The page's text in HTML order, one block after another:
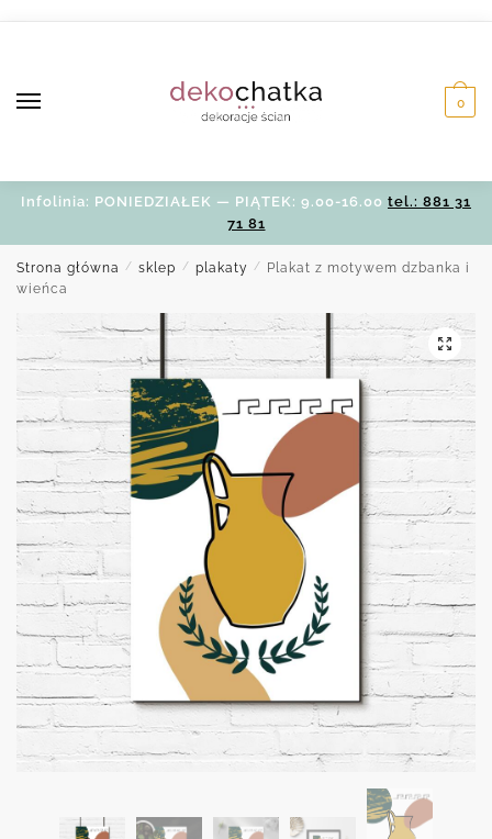
0
Infolinia: PONIEDZIAŁEK — PIĄTEK: 9.00-16.00 tel.: 881 31
71 81
Strona główna / sklep / plakaty /
Plakat z motywem dzbanka i
wieńca